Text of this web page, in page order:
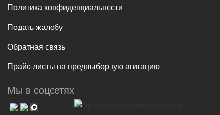
Политика конфиденциальности
Подать жалобу
Обратная связь
Прайс-листы на предвыборную агитацию
Мы в соцсетях